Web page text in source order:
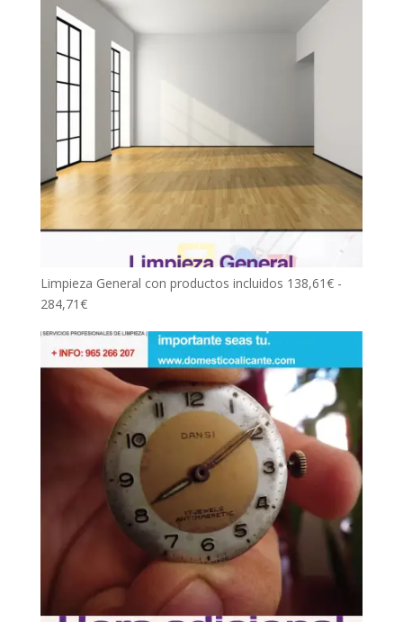
Limpieza General con productos incluidos 138,61€ -
284,71€Rango
precios:
desde
138,61€
hasta
284,71€